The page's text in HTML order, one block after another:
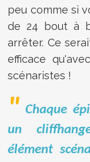
peu comme si
de 24 bout à
arrêter. Ce
efficace
scénaristes !
Chaque
un
élément